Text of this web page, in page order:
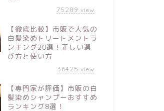
75289 view
【徹底比較】市販で人気の
白髪染めトリートメントラ
ンキング20選！正しい選
び方と使い方
36425 view
【専門家が評価】市販の白
髪染めシャンプーおすすめ
ランキング8選！